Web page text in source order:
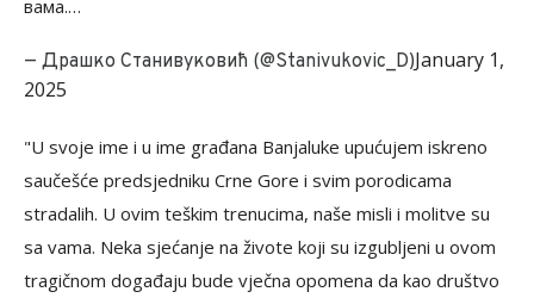
вама.…
— Драшко Станивуковић (@Stanivukovic_D)January 1,
2025
"U svoje ime i u ime građana Banjaluke upućujem iskreno
saučešće predsjedniku Crne Gore i svim porodicama
stradalih. U ovim teškim trenucima, naše misli i molitve su
sa vama. Neka sjećanje na živote koji su izgubljeni u ovom
tragičnom događaju bude vječna opomena da kao društvo